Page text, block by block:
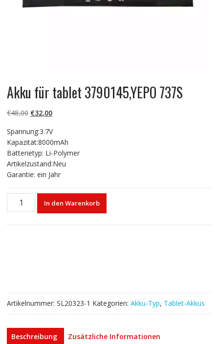
Akku für tablet 3790145,YEPO 737S
€48,00 Ursprünglicher
war:
€48,00
€32,00Aktueller
ist:
€32,00.
Spannung:3.7V
Kapazität:8000mAh
Batterietyp: Li-Polymer
Artikelzustand:Neu
Garantie: ein Jahr
Akku
In den Warenkorb
Artikelnummer: SL20323-1 Kategorien: Akku-Typ, Tablet-Akkus
Beschreibung
Zusätzliche Informationen